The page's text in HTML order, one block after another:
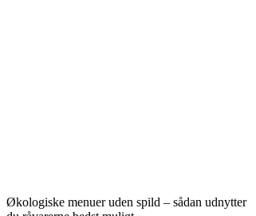
Økologiske menuer uden spild – sådan udnytter